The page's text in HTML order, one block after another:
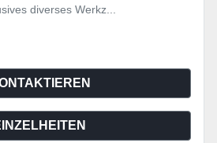
diverses Werkz...